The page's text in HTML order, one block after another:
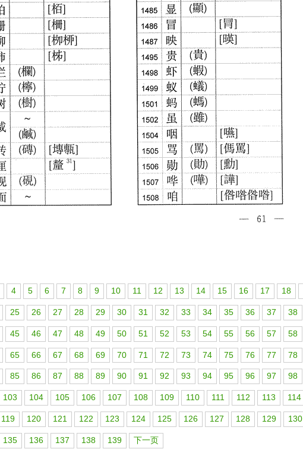
4 5 6 7 8 9 10 11 12 13 14 15 16 17 18
25 26 27 28 29 30 31 32 33 34 35 36 37 38
45 46 47 48 49 50 51 52 53 54 55 56 57 58
65 66 67 68 69 70 71 72 73 74 75 76 77 78
85 86 87 88 89 90 91 92 93 94 95 96 97 98
103 104 105 106 107 108 109 110 111 112 113 114
119 120 121 122 123 124 125 126 127 128 129 130
135 136 137 138 139 下一页